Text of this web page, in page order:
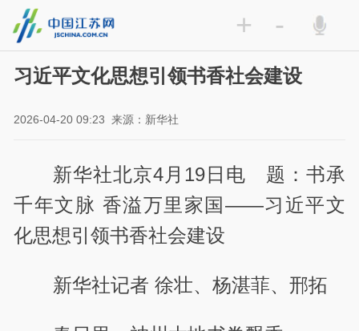
+ -
习近平文化思想引领书香社会建设
2026-04-20 09:23 来源：新华社
新华社北京4月19日电 题：书承
千年文脉 香溢万里家国——习近平文
化思想引领书香社会建设
新华社记者 徐壮、杨湛菲、邢拓